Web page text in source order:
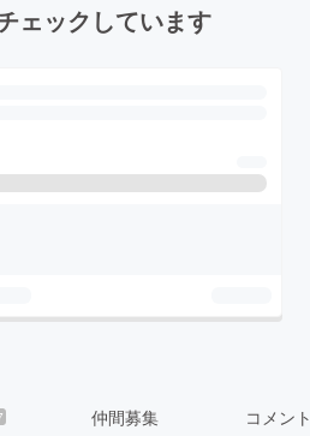
ェックしています
仲間募集 コメント